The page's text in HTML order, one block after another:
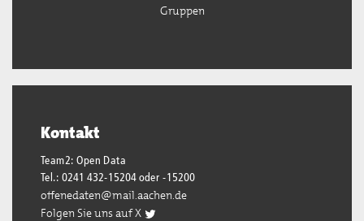
Gruppen
Kontakt
Team2: Open Data
Tel.: 0241 432-15204 oder -15200
offenedaten@mail.aachen.de
Folgen Sie uns auf X